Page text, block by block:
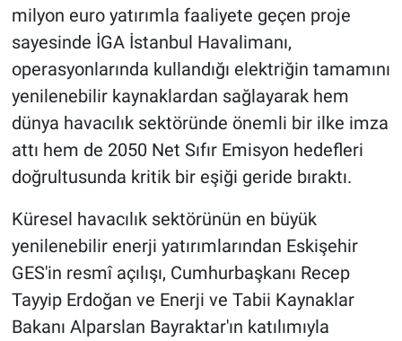
milyon euro yatırımla faaliyete geçen proje
sayesinde İGA İstanbul Havalimanı,
operasyonlarında kullandığı elektriğin tamamını
yenilenebilir kaynaklardan sağlayarak hem
dünya havacılık sektöründe önemli bir ilke imza
attı hem de 2050 Net Sıfır Emisyon hedefleri
doğrultusunda kritik bir eşiği geride bıraktı.
Küresel havacılık sektörünün en büyük
yenilenebilir enerji yatırımlarından Eskişehir
GES'in resmî açılışı, Cumhurbaşkanı Recep
Tayyip Erdoğan ve Enerji ve Tabii Kaynaklar
Bakanı Alparslan Bayraktar'ın katılımıyla